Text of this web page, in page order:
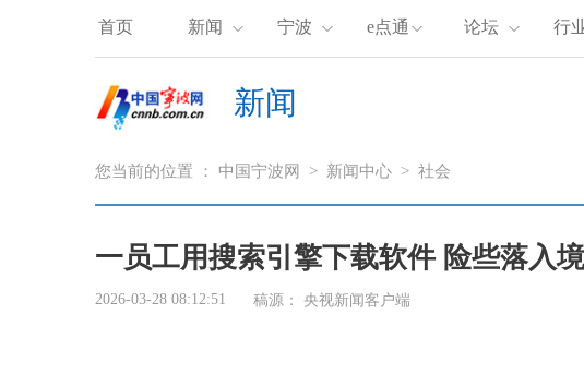
首页 新闻 宁波 e点通 论坛 行
新闻
您当前的位置 ： 中国宁波网 > 新闻中心 > 社会
一员工用搜索引擎下载软件 险些落入
2026-03-28 08:12:51 稿源： 央视新闻客户端